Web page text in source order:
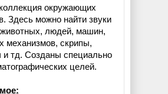
окружающих
Здесь можно найти звуки
людей, машин,
механизмов, скрипы,
и тд. Созданы специально
целей.